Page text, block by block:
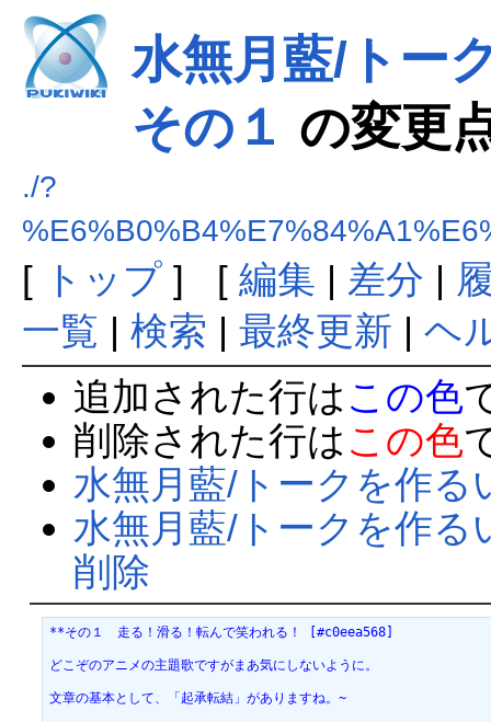
水無月藍/トー
その１ の変更
./?
[ トップ] [ 編集 | 差分 |
一覧 | 検索 | 最終更新 | ヘ
追加された行は この色
削除された行は この色
水無月藍/トークを作
水無月藍/トークを作
削除
**その１　走る！滑る！転んで笑われる！ [#c0eea568]
どこぞのアニメの主題歌ですがまあ気にしないように。
文章の基本として、「起承転結」がありますね。~